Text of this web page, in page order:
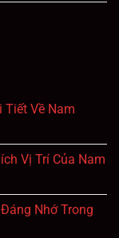
Tiết Về Nam
Vị Trí Của Nam
Nhớ Trong